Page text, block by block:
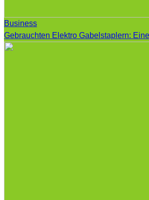
Business
Gebrauchten Elektro Gabelstaplern: